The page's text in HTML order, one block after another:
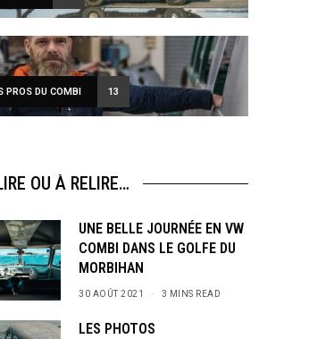
PROS DU COMBI 13
OU À RELIRE…
UNE BELLE JOURNÉE EN VW
COMBI DANS LE GOLFE DU
MORBIHAN
30 AOÛT 2021 3 MINS READ
LES PHOTOS